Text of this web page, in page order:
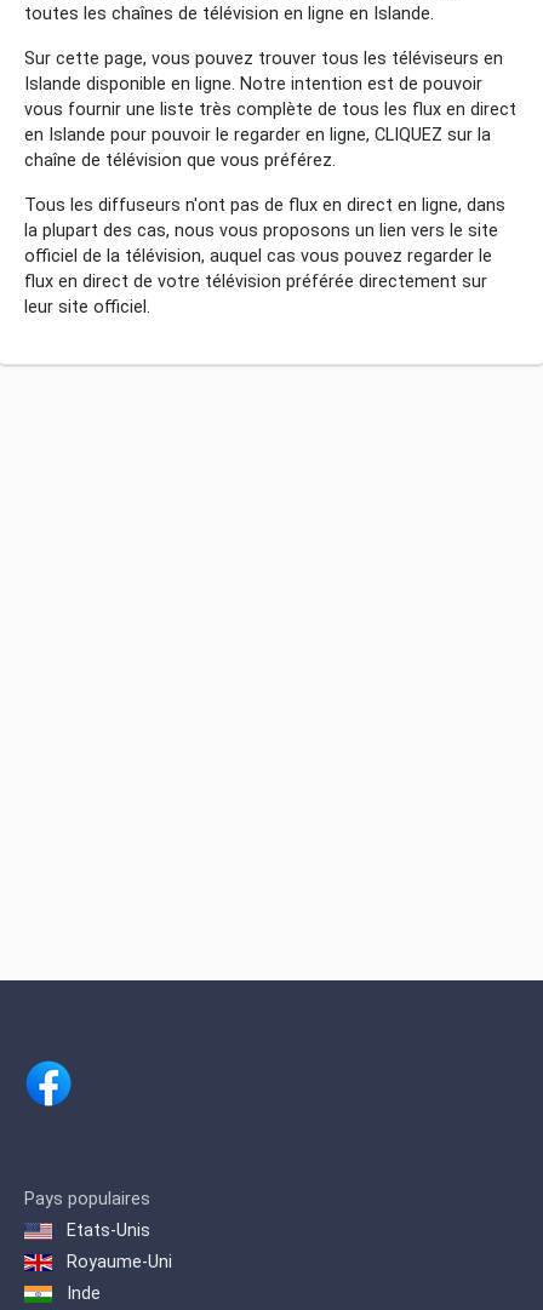
toutes les chaînes de télévision en ligne en Islande.
Sur cette page, vous pouvez trouver tous les téléviseurs en
Islande disponible en ligne. Notre intention est de pouvoir
vous fournir une liste très complète de tous les flux en direct
en Islande pour pouvoir le regarder en ligne, CLIQUEZ sur la
chaîne de télévision que vous préférez.
Tous les diffuseurs n'ont pas de flux en direct en ligne, dans
la plupart des cas, nous vous proposons un lien vers le site
officiel de la télévision, auquel cas vous pouvez regarder le
flux en direct de votre télévision préférée directement sur
leur site officiel.
Pays populaires
Etats-Unis
Royaume-Uni
Inde